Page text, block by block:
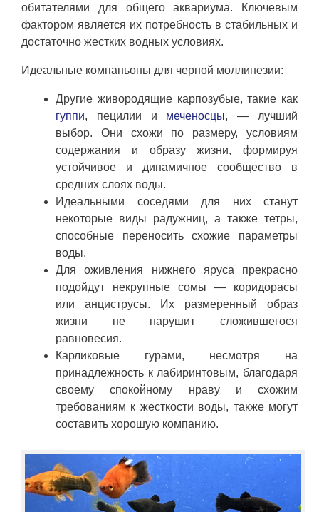
обитателями для общего аквариума. Ключевым
фактором является их потребность в стабильных и
достаточно жестких водных условиях.
Идеальные компаньоны для черной моллинезии:
Другие живородящие карпозубые, такие как
гуппи, пецилии и меченосцы, — лучший
выбор. Они схожи по размеру, условиям
содержания и образу жизни, формируя
устойчивое и динамичное сообщество в
средних слоях воды.
Идеальными соседями для них станут
некоторые виды радужниц, а также тетры,
способные переносить схожие параметры
воды.
Для оживления нижнего яруса прекрасно
подойдут некрупные сомы — коридорасы
или анциструсы. Их размеренный образ
жизни не нарушит сложившегося
равновесия.
Карликовые гурами, несмотря на
принадлежность к лабиринтовым, благодаря
своему спокойному нраву и схожим
требованиям к жесткости воды, также могут
составить хорошую компанию.